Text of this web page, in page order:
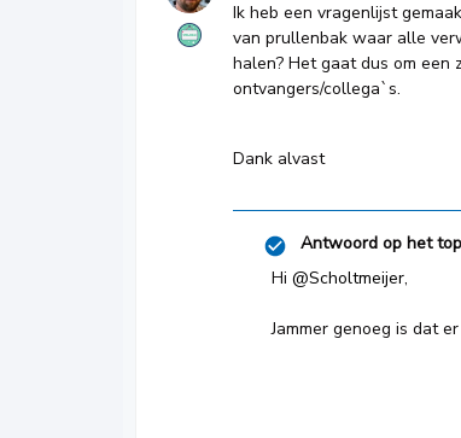
Ik heb een vragenlijst
van prullenbak waar alle
halen? Het gaat dus om
ontvangers/collega`s.
Dank alvast
Antwoord op het
Hi @Scholtmeijer,
Jammer genoeg is dat